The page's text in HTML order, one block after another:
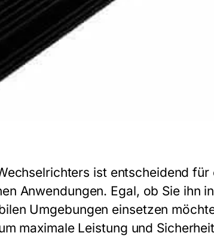
ist entscheidend
Anwendungen. Egal, ob Sie ihn
Umgebungen einsetzen
maximale Leistung und